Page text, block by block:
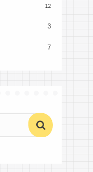
12
3
7